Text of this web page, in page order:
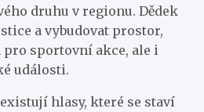
druhu v regionu. Dědek
a vybudovat prostor,
sportovní akce, ale i
události.
hlasy, které se staví